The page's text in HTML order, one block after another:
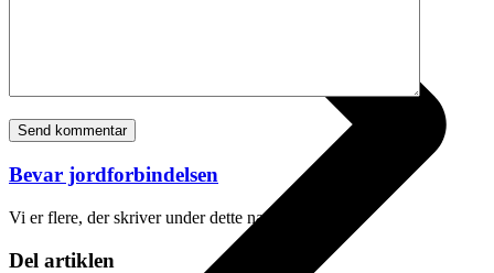
Bevar jordforbindelsen
Vi er flere, der skriver under dette navn.
Del artiklen